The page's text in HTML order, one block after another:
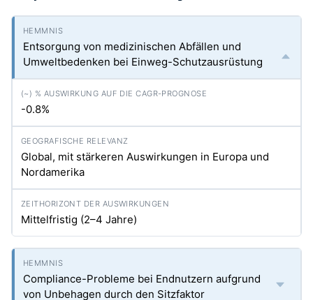
Entsorgung von medizinischen Abfällen und
Umweltbedenken bei Einweg-Schutzausrüstung
-0.8%
Global, mit stärkeren Auswirkungen in Europa und
Nordamerika
Mittelfristig (2–4 Jahre)
Compliance-Probleme bei Endnutzern aufgrund
von Unbehagen durch den Sitzfaktor